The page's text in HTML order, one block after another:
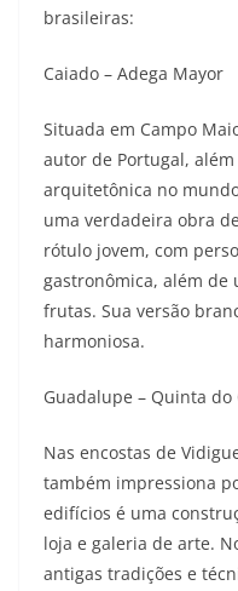
brasileiras:
Caiado – Adega Mayor
Situada em Campo
autor de Portugal,
arquitetônica no
uma verdadeira obra
rótulo jovem, com
gastronômica, além de
frutas. Sua versão
harmoniosa.
Guadalupe – Quinta do
Nas encostas de
também impressiona
edifícios é uma
loja e galeria de arte.
antigas tradições e